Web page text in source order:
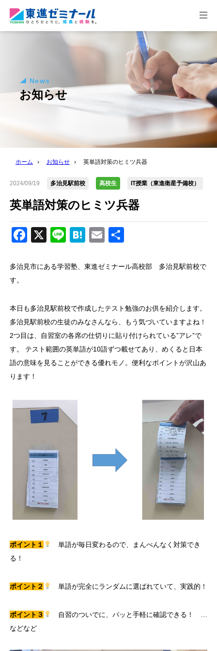
News
お知らせ
ホーム › お知らせ › 英単語対策のヒミツ兵器
2024/09/19 多治見駅前校 高校生 IT授業（東進衛星予備校）
英単語対策のヒミツ兵器
Facebook
X LineHatena
Email
多治見市にある学習塾、東進ゼミナール高校部 多治見駅前校で
す。
本日も多治見駅前校で作成したテスト勉強のお供を紹介します。
多治見駅前校の生徒のみなさんなら、もう気づいていますよね！
2つ目は、自習室の各席の仕切りに貼り付けられている”アレ”で
す。 テスト範囲の英単語が10語ずつ載せてあり、めくると日本
語の意味を見ることができる優れモノ。便利なポイントが沢山あ
ります！
ポイント１
単語が毎日変わるので、まんべんなく対策でき
る！
ポイント２ 単語が完全にランダムに選ばれていて、実践的！
ポイント３
自習のついでに、パッと手軽に確認できる！ …
などなど